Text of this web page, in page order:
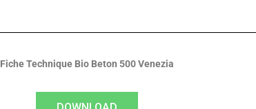
Fiche Technique Bio Beton 500 Venezia